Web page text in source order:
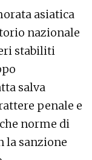
asiatica
nazionale
stabiliti
salva
penale e
norme di
la sanzione